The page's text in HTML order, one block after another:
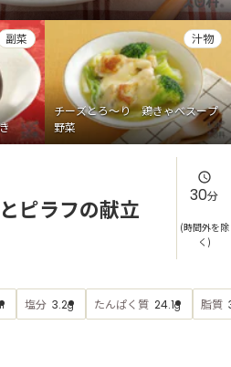
合わせ
副菜
チーズとろ～り 鶏きゃべスープ
野菜
汁物
ピラフの献立 30分
(時間外を除
く)
塩分 3.2g たんぱく質 24.1g 脂質